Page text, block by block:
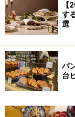
※記事内容は執筆時
い。
※メニューや料金な
の内容です。
す
選
パ
台